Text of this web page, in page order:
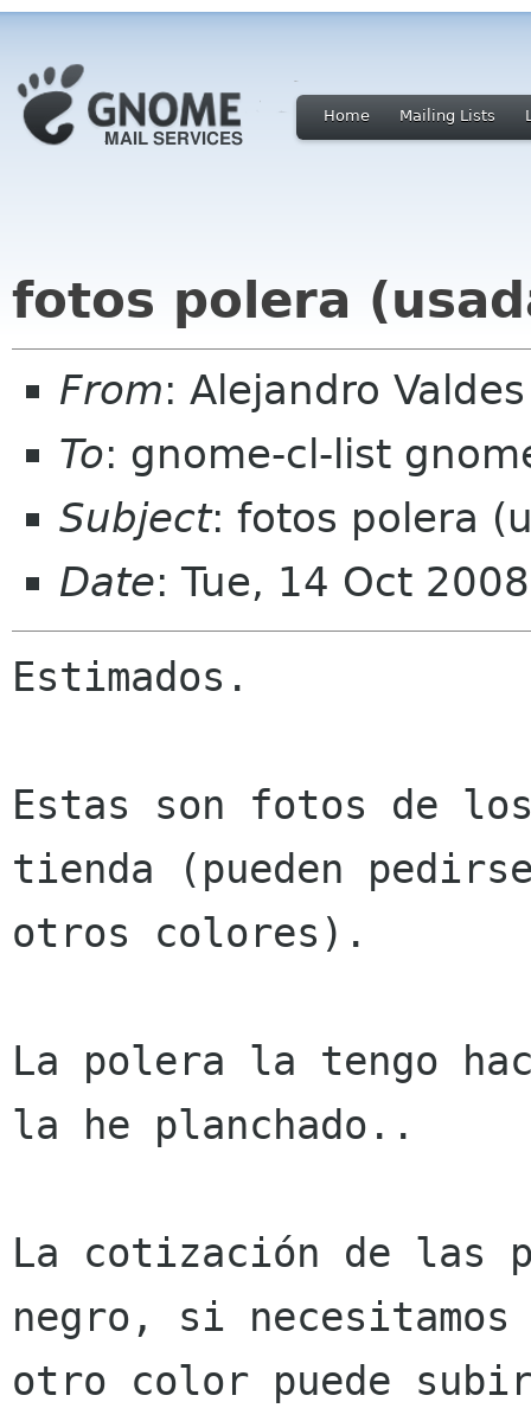
Home Mailing Lists
fotos polera
From: Alejandro
To: gnome-cl-list
Subject: fotos polera
Date: Tue, 14 Oct
Estimados.
Estas son fotos de
tienda (pueden
otros colores).
La polera la tengo
la he planchado..
La cotización de las
negro, si necesitamos
otro color puede